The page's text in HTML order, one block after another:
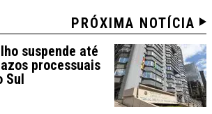
PRÓXIMA NOTÍCIA
suspende até
processuais
Sul